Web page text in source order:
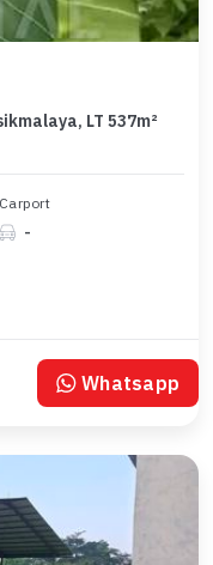
LT 537m²
Carport
-
Whatsapp